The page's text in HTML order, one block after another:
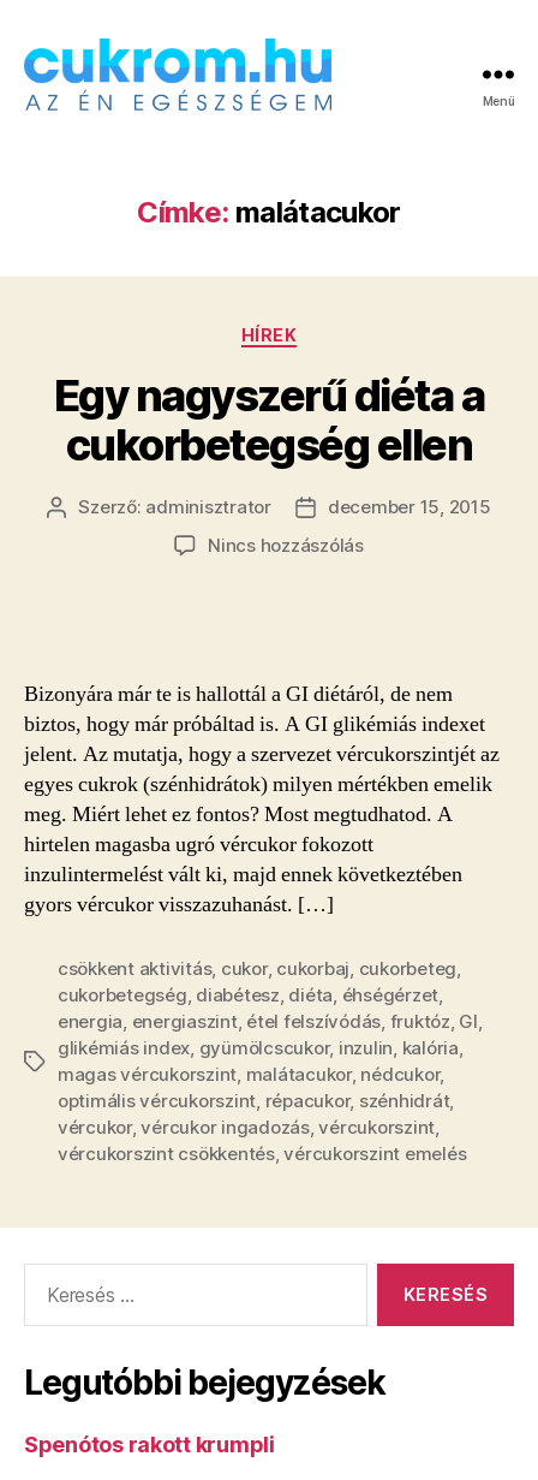
Menü
Címke: malátacukor
Kategóriák
HÍREK
Egy nagyszerű diéta a
cukorbetegség ellen
Bejegyzés
Szerző: adminisztrator
Bejegyzés
dátuma
december 15, 2015
Nincs hozzászólása(z)
ellen
bejegyzéshez
Bizonyára már te is hallottál a GI diétáról, de nem
biztos, hogy már próbáltad is. A GI glikémiás indexet
jelent. Az mutatja, hogy a szervezet vércukorszintjét az
egyes cukrok (szénhidrátok) milyen mértékben emelik
meg. Miért lehet ez fontos? Most megtudhatod. A
hirtelen magasba ugró vércukor fokozott
inzulintermelést vált ki, majd ennek következtében
gyors vércukor visszazuhanást. […]
Címkék
csökkent aktivitás, cukor, cukorbaj cukorbeteg
cukorbetegség diabétesz diéta éhségérzet
energia energiaszint, étel felszívódás fruktóz GI
glikémiás index gyümölcscukor, inzulin kalória
magas vércukorszint malátacukor, nédcukor,
optimális vércukorszint répacukor, szénhidrát,
vércukor,vércukor ingadozás,vércukorszint
vércukorszint csökkentés,vércukorszint emelés
Legutóbbi bejegyzések
Spenótos rakott krumpli